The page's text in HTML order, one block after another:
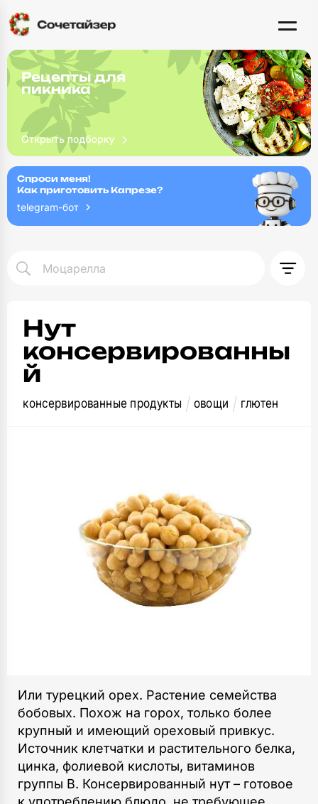
Рецепты для
пикника
Спроси меня!
Как приготовить Капрезе?
telegram-бот
Нут
консервированны
й
консервированные продукты овощи глютен
Или турецкий орех. Растение семейства
бобовых. Похож на горох, только более
крупный и имеющий ореховый привкус.
Источник клетчатки и растительного белка,
цинка, фолиевой кислоты, витаминов
группы B. Консервированный нут – готовое